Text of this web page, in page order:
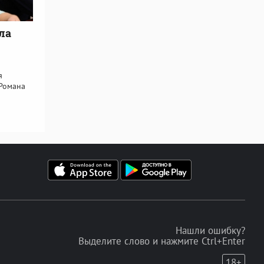
Нашли ошибку?
Выделите слово и нажмите Ctrl+Enter